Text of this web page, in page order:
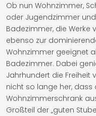
Ob nun Wohnzimmer,
oder Jugendzimmer
Badezimmer, die Werke
ebenso zur
Wohnzimmer geeignet
Badezimmer. Dabei
Jahrhundert die Freiheit
nicht so lange her,
Wohnzimmerschrank
Großteil der „guten